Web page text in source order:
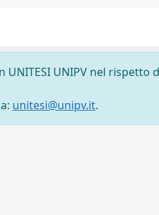
UNIPV nel rispetto
unitesi@unipv.it.